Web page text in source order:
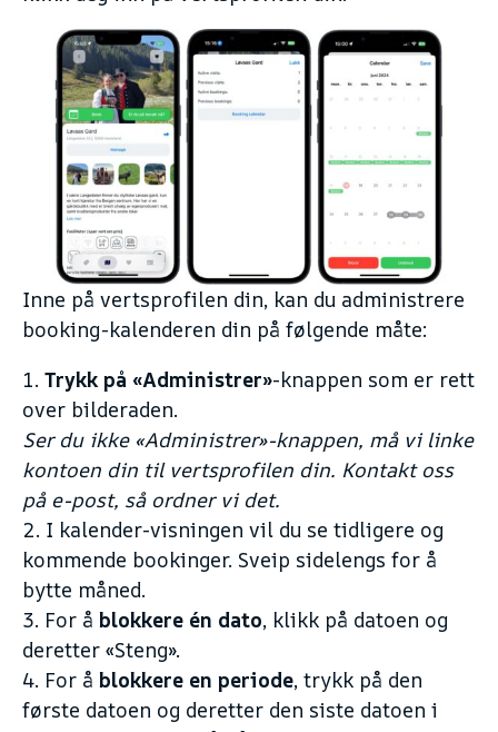
Inne på vertsprofilen din, kan du administrere
booking-kalenderen din på følgende måte:
1. Trykk på «Administrer»-knappen som er rett
over bilderaden.
Ser du ikke «Administrer»-knappen, må vi linke
kontoen din til vertsprofilen din. Kontakt oss
på e-post, så ordner vi det.
2. I kalender-visningen vil du se tidligere og
kommende bookinger. Sveip sidelengs for å
bytte måned.
3. For å blokkere én dato, klikk på datoen og
deretter «Steng».
4. For å blokkere en periode, trykk på den
første datoen og deretter den siste datoen i